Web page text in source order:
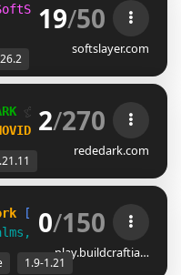
✿˖° [1.7-26.2]
19/50
softslayer.com
⚝ [1.8-1.21.11]
2/270
rededark.com
[1.9-1.21]
& Creative!
0/150
play.buildcraftia…
1.9-1.21